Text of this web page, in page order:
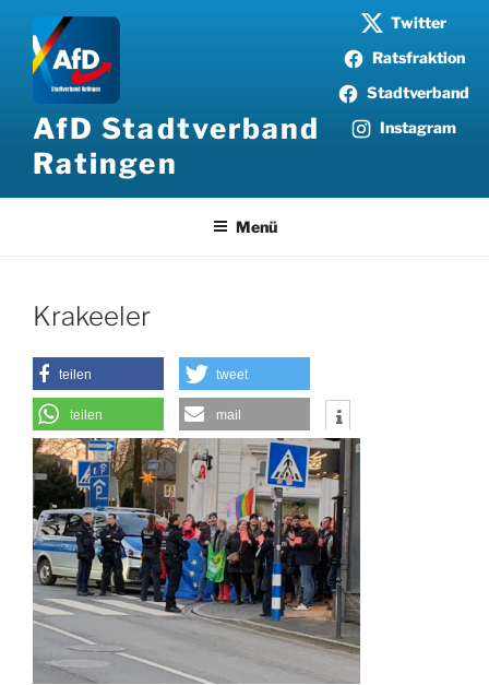
Twitter
Ratsfraktion
Stadtverband
Instagram
Inhalt
springen
AfD Stadtverband
Ratingen
Menü
Krakeeler
teilen tweet
teilen mail